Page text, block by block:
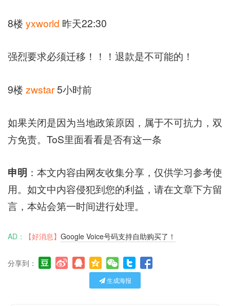
8楼 yxworld 昨天22:30
强烈要求必须迁移！！！退款是不可能的！
9楼 zwstar5小时前
如果关闭是因为当地政策原因，属于不可抗力，双
方免责。ToS里面看看是否有这一条
申明 ：本文内容由网友收集分享，仅供学习参考使
用。如文中内容侵犯到您的利益，请在文章下方留
言，本站会第一时间进行处理。
AD： 【好消息】 Google Voice号码支持自助购买了！
分享到：
生成海报